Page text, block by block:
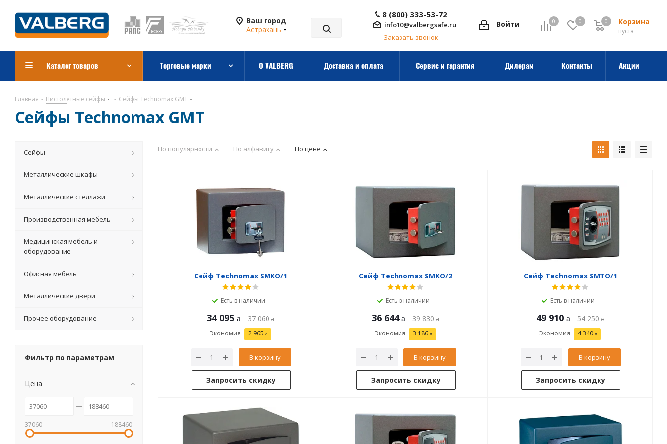
Ваш город
Астрахань
0 0 Корзина
0
пуста
0
Войти
8 (800) 333-53-72
info10@valbergsafe.ru
Заказать звонок
Каталог товаров Торговые марки О VALBERG Доставка и оплата Сервис и гарантия Дилерам Контакты Акции
Главная - Пистолетные сейфы - Сейфы Technomax GMT
Сейфы Technomax GMT
По популярности По алфавиту По цене
Сейф Technomax SMKO/1
Есть в наличии
34 095 37 060
Экономия 2 965
В корзину
Запросить скидку
Сейф Technomax SMKO/2
Есть в наличии
36 644 39 830
Экономия 3 186
В корзину
Запросить скидку
Сейф Technomax SMTO/1
Есть в наличии
49 910 54 250
Экономия 4 340
В корзину
Запросить скидку
Сейфы
Металлические шкафы
Металлические стеллажи
Производственная мебель
Медицинская мебель и
оборудование
Офисная мебель
Металлические двери
Прочее оборудование
Фильтр по параметрам
Цена
37060 188460